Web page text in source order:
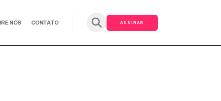
NÓS CONTATO ASSINAR